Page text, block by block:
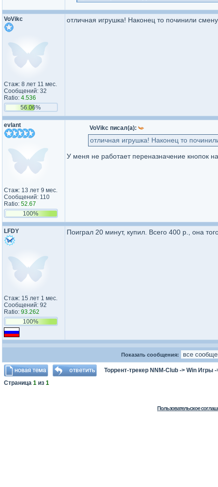
VoVikc
Стаж: 8 лет 11 мес.
Сообщений: 32
Ratio: 4.536
56.06%
отличная игрушка! Наконец то починили
evlant
Стаж: 13 лет 9 мес.
Сообщений: 110
Ratio: 52.67
100%
VoVikc писал(а):
отличная игрушка! Наконец то
У меня не работает переназначение кнопок
LFDY
Стаж: 15 лет 1 мес.
Сообщений: 92
Ratio: 93.262
100%
Поиграл 20 минут, купил. Всего 400 р., она
Показать сообщения:
Торрент-трекер NNM-Club -> Win Игры
Страница 1 из 1
Пользовательское